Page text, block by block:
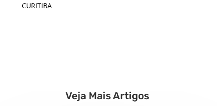
CURITIBA
Veja Mais Artigos